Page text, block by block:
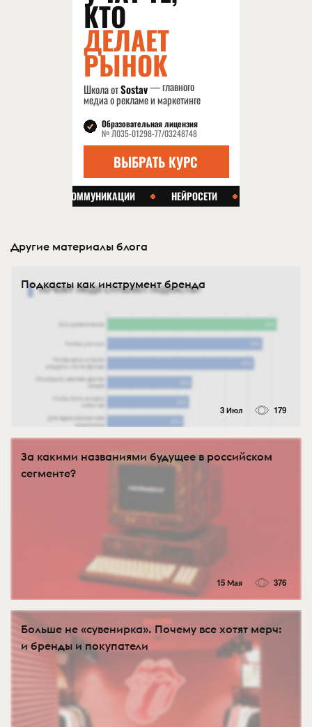
Другие материалы блога
Подкасты как инструмент бренда
3 Июл 179
За какими названиями будущее в российском
сегменте?
15 Мая 376
Больше не «сувенирка». Почему все хотят мерч:
и бренды и покупатели